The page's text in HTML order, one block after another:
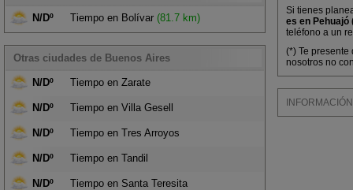
N/Dº Tiempo en Bolívar (81.7 km)
Otras ciudades de Buenos Aires
N/Dº Tiempo en Zarate
N/Dº Tiempo en Villa Gesell
N/Dº Tiempo en Tres Arroyos
N/Dº Tiempo en Tandil
N/Dº Tiempo en Santa Teresita
Si tienes
es en Pehuajó
teléfono a un
(*) Te
nosotros no